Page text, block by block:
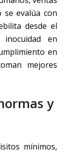
se evalúa con
desde el
en
en
mejores
y
mínimos,